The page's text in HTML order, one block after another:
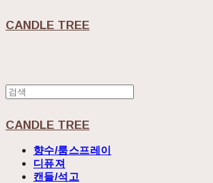
CANDLE TREE
CANDLE TREE
향수/룸스프레이
디퓨져
캔들/석고